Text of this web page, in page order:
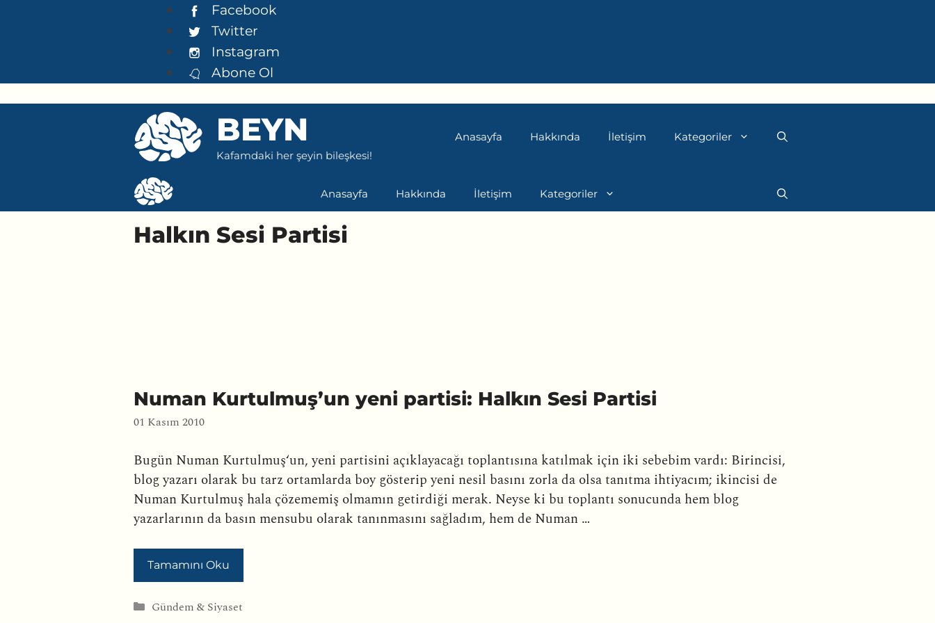
Facebook
Twitter
Instagram
Abone Ol
BEYN
Kafamdaki her şeyin bileşkesi!
Anasayfa Hakkında İletişim Kategoriler
Anasayfa Hakkında İletişim Kategoriler
Halkın Sesi Partisi
Numan Kurtulmuş’un yeni partisi: Halkın Sesi Partisi
01 Kasım 2010
Bugün Numan Kurtulmuş‘un, yeni partisini açıklayacağı toplantısına katılmak için iki sebebim vardı: Birincisi,
blog yazarı olarak bu tarz ortamlarda boy gösterip yeni nesil basını zorla da olsa tanıtma ihtiyacım; ikincisi de
Numan Kurtulmuş hala çözememiş olmamın getirdiği merak. Neyse ki bu toplantı sonucunda hem blog
yazarlarının da basın mensubu olarak tanınmasını sağladım, hem de Numan …
Tamamını Oku
Kategoriler
Gündem & Siyaset